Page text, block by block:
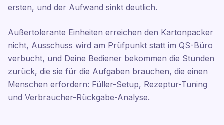
ersten, und der Aufwand sinkt deutlich.
Außertolerante Einheiten erreichen den Kartonpacker
nicht, Ausschuss wird am Prüfpunkt statt im QS-Büro
verbucht, und Deine Bediener bekommen die Stunden
zurück, die sie für die Aufgaben brauchen, die einen
Menschen erfordern: Füller-Setup, Rezeptur-Tuning
und Verbraucher-Rückgabe-Analyse.